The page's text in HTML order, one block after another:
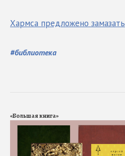
Хармса предложено замазать
#библиотека
«Большая книга»